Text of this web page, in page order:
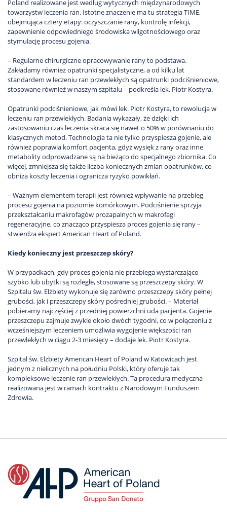
Poland realizowane jest według wytycznych międzynarodowych
towarzystw leczenia ran. Istotne znaczenie ma tu strategia TIME,
obejmująca cztery etapy: oczyszczanie rany, kontrolę infekcji,
zapewnienie odpowiedniego środowiska wilgotnościowego oraz
stymulację procesu gojenia.
– Regularne chirurgiczne opracowywanie rany to podstawa.
Zakładamy również opatrunki specjalistyczne, a od kilku lat
standardem w leczeniu ran przewlekłych są opatrunki podciśnieniowe,
stosowane również w naszym szpitalu – podkreśla lek. Piotr Kostyra.
Opatrunki podciśnieniowe, jak mówi lek. Piotr Kostyra, to rewolucja w
leczeniu ran przewlekłych. Badania wykazały, że dzięki ich
zastosowaniu czas leczenia skraca się nawet o 50% w porównaniu do
klasycznych metod. Technologia ta nie tylko przyspiesza gojenie, ale
również poprawia komfort pacjenta, gdyż wysięk z rany oraz inne
metabolity odprowadzane są na bieżąco do specjalnego zbiornika. Co
więcej, zmniejsza się także liczba koniecznych zmian opatrunków, co
obniża koszty leczenia i ogranicza ryzyko powikłań.
– Ważnym elementem terapii jest również wpływanie na przebieg
procesu gojenia na poziomie komórkowym. Podciśnienie sprzyja
przekształcaniu makrofagów prozapalnych w makrofagi
regeneracyjne, co znacząco przyspiesza proces gojenia się rany –
stwierdza ekspert American Heart of Poland.
Kiedy konieczny jest przeszczep skóry?
W przypadkach, gdy proces gojenia nie przebiega wystarczająco
szybko lub ubytki są rozległe, stosowane są przeszczepy skóry. W
Szpitalu św. Elżbiety wykonuje się zarówno przeszczepy skóry pełnej
grubości, jak i przeszczepy skóry pośredniej grubości. – Materiał
pobieramy najczęściej z przedniej powierzchni uda pacjenta. Gojenie
przeszczepu zajmuje zwykle około dwóch tygodni, co w połączeniu z
wcześniejszym leczeniem umożliwia wygojenie większości ran
przewlekłych w ciągu 2-3 miesięcy – dodaje lek. Piotr Kostyra.
Szpital św. Elżbiety American Heart of Poland w Katowicach jest
jednym z nielicznych na południu Polski, który oferuje tak
kompleksowe leczenie ran przewlekłych. Ta procedura medyczna
realizowana jest w ramach kontraktu z Narodowym Funduszem
Zdrowia.